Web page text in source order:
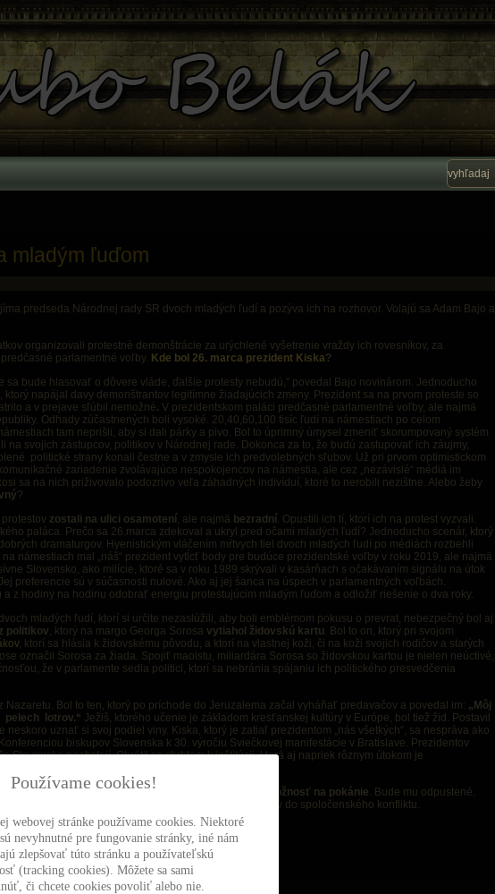
mladým ľuďom
predseda Národnej rady SR dvoch mladých ľudí a pozýva ich na rozhovor. Volajú sa Adam Bajo a
organizovali protestné demonštrácie za urýchlené vyšetrenie vraždy ich rovesníkov, za
parlamentné voľby. Kde bol 26. marca prezident Kiska?
sa bude hlasovať o dôvere vláde, ďalšie protesty nebudú," povedal Bajo novinárom. Jednoducho
napájal davy demonštrantov legitímne žiadajúcich zmeny. Prezident sa na prvom proteste so
a v prejave sľúbil nemožné. V prezidentskom paláci predčasné parlamentné voľby, ale najmä
Odhady zúčastnených boli vysoké. 20,40,60,100 tisíc ľudí na námestiach po celom
tam neprišli, aby si dali párky a pivo. Bol to úprimný úmysel zmeniť skorumpovaný systém
svojich zástupcov, politikov v Národnej rade. Dokonca za to, že budú zastupovať ich záujmy,
politické strany konali čestne a v zmysle ich predvolebných sľubov. Už pri prvom optimistickom
zariadenie zvolávajúce nespokojencov na námestia, ale cez „nezávislé“ médiá im
sa na nich priživovalo podozrivo veľa záhadných indivíduí, ktoré to nerobili nezištne. Alebo žeby
?
zostali na ulici osamotení, ale najmä bezradní. Opustili ich tí, ktorí ich na protest vyzvali.
paláca. Prečo sa 26.marca zdekoval a ukryl pred očami mladých ľudí? Jednoducho scenár, ktorý
dramaturgov. Hyenistickým vláčením mŕtvych tiel dvoch mladých ľudí po médiách rozbehli
námestiach mal „náš“ prezident vytĺcť body pre budúce prezidentské voľby v roku 2019, ale najmä
Slovensko, ako milície, ktoré sa v roku 1989 skrývali v kasárňach s očakávaním signálu na útok
preferencie sú v súčasnosti nulové. Ako aj jej šanca na úspech v parlamentných voľbách.
z hodiny na hodinu odobrať energiu protestujúcim mladým ľuďom a odložiť riešenie o dva roky.
mladých ľudí, ktorí si určite nezaslúžili, aby boli emblémom pokusu o prevrat, nebezpečný bol aj
politikov, ktorý na margo Georga Sorosa vytiahol židovskú kartu. Bol to on, ktorý pri svojom
, ktorí sa hlásia k židovskému pôvodu, a ktorí na vlastnej koži, či na koži svojich rodičov a starých
označil Sorosa za žiada. Spojiť maoistu, miliardára Sorosa so židovskou kartou je nielen neúctivé,
že v parlamente sedia politici, ktorí sa nebránia spájaniu ich politického presvedčenia
Bol to ten, ktorý po príchode do Jeruzalema začal vyháňať predavačov a povedal im: „Môj
lotrov.“ Ježiš, ktorého učenie je základom kresťanskej kultúry v Európe, bol tiež žid. Postavil
uznať si svoj podiel viny. Kiska, ktorý je zatiaľ prezidentom „nás všetkých“, sa nespráva ako
biskupov Slovenska k 30. výročiu Sviečkovej manifestácie v Bratislave. Prezidentov
Slovensko neobstojí. Obrátil sa chrbtom k inštitúcii, ktorá aj napriek rôznym útokom je
dobrý kresťan, ktorý sa môže mýliť, má práve teraz
možnosť na pokánie. Bude mu odpustené.
ostatní, ktorí vovliekli Slovensko, ale najmä jej občanov do spoločenského konfliktu.
Používame cookies!
webovej stránke používame cookies. Niektoré
nevyhnutné pre fungovanie stránky, iné nám
zlepšovať túto stránku a používateľskú
(tracking cookies). Môžete sa sami
či chcete cookies povoliť alebo nie.